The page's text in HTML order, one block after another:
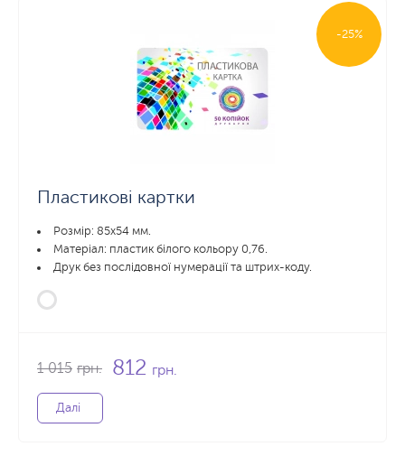
-25%
Пластикові картки
Розмір: 85x54 мм.
Матеріал: пластик білого кольору 0,76.
Друк без послідовної нумерації та штрих-коду.
1 015 грн. 812 грн.
Далі